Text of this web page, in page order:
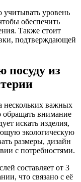
уровень
обеспечить
Также стоит
подтверждающей
посуду из
нескольких важных
обращать внимание
искать изделия,
экологическую
размеры, дизайн
с потребностями.
составляет от 3
что связано с её